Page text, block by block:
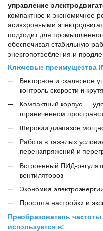
управление
компактное и экономичное
асинхронными
подходит для
обеспечивая стабильную
энергопотребления и
Ключевые преимущества
Векторное и скалярное
контроль скорости и
Компактный корпус —
ограниченном
Широкий диапазон
Работа в тяжелых
перенапряжений и
Встроенный ПИД-
вентиляторов
Экономия
Простота настройки и
Преобразователь
используется в: